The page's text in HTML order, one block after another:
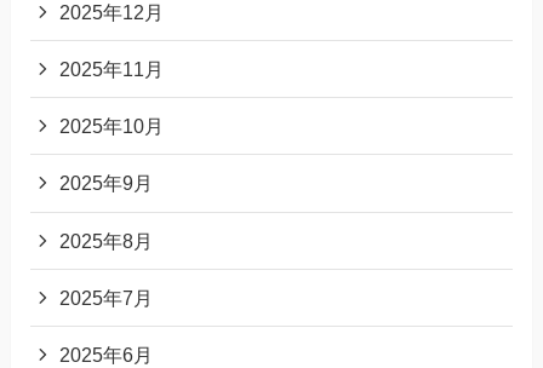
2025年12月
2025年11月
2025年10月
2025年9月
2025年8月
2025年7月
2025年6月